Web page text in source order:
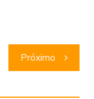
Próximo